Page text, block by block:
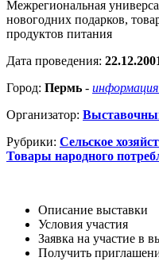
Межрегиональная
новогодних подарков,
продуктов питания
Дата проведения:
Город: Пермь - информация
Организатор:
Рубрики: Сельское
Товары народного
Описание выставки
Условия участия
Заявка на участие в
Получить